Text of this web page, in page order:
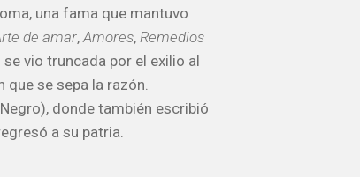
una fama que mantuvo
de amar,Amores, Remedios
vio truncada por el exilio al
que se sepa la razón.
donde también escribió
a su patria.